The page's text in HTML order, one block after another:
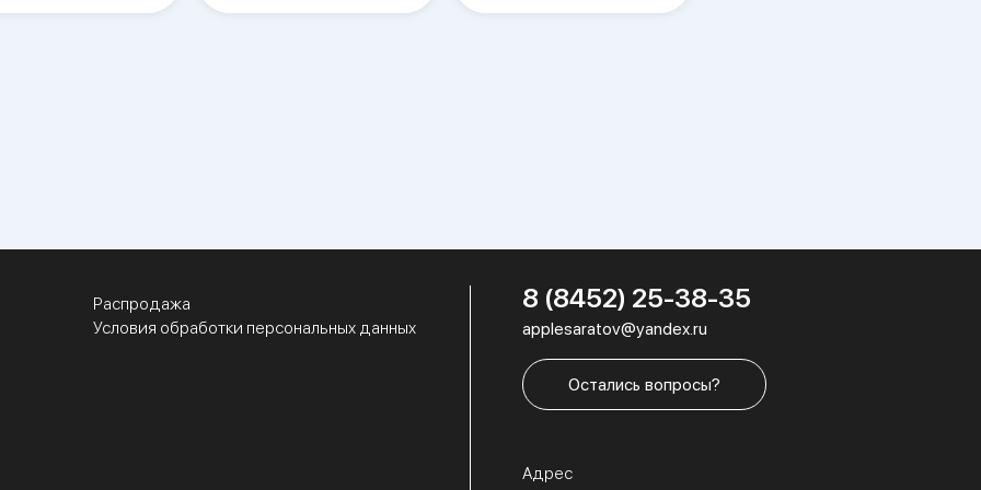
Распродажа
Условия обработки персональных данных
8 (8452) 25-38-35
applesaratov@yandex.ru
Остались вопросы?
Адрес